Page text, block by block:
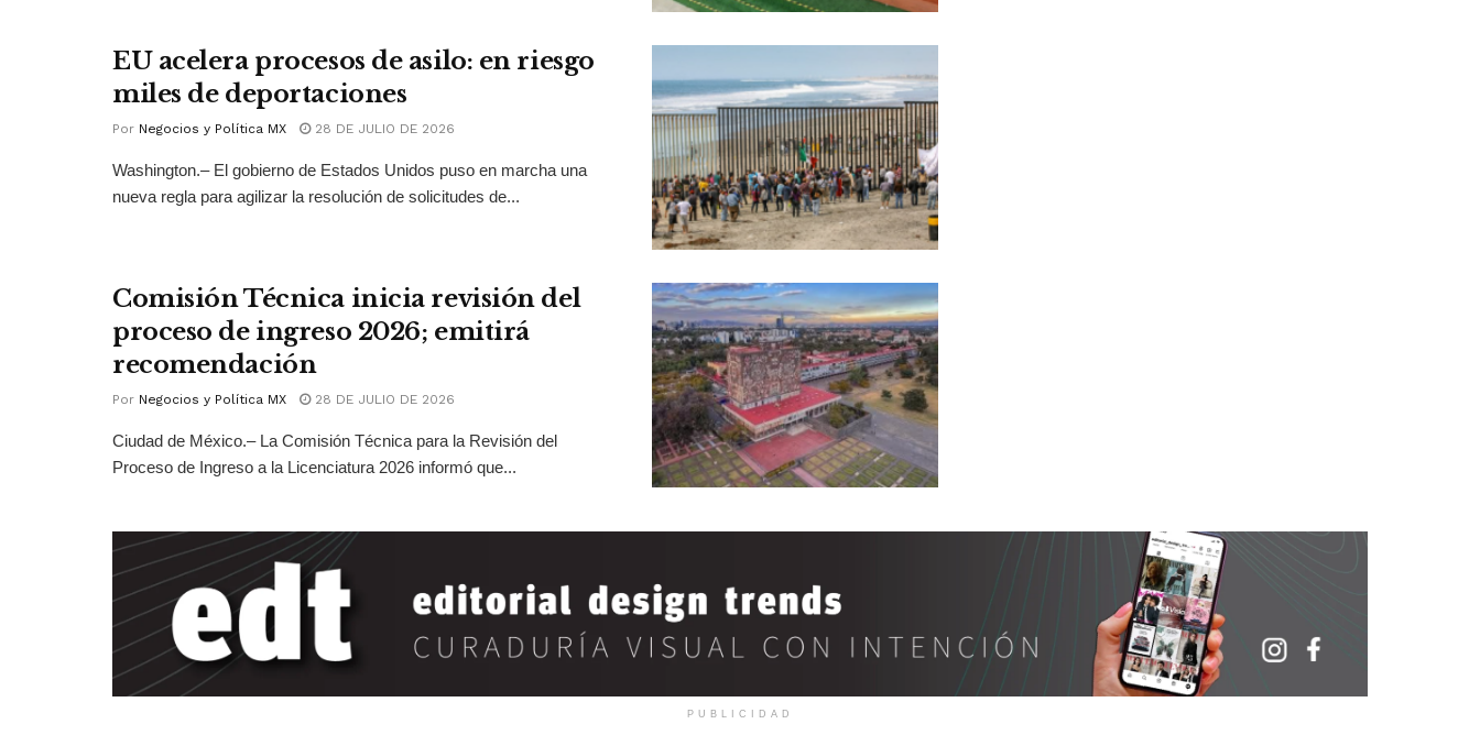
EU acelera procesos de asilo: en riesgo
miles de deportaciones
Por Negocios y Política MX 28 DE JULIO DE 2026
Washington.– El gobierno de Estados Unidos puso en marcha una
nueva regla para agilizar la resolución de solicitudes de...
Comisión Técnica inicia revisión del
proceso de ingreso 2026; emitirá
recomendación
Por Negocios y Política MX 28 DE JULIO DE 2026
Ciudad de México.– La Comisión Técnica para la Revisión del
Proceso de Ingreso a la Licenciatura 2026 informó que...
PUBLICIDAD